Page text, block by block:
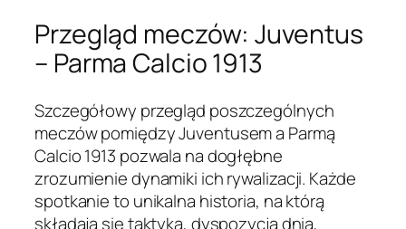
Przegląd meczów: Juventus
– Parma Calcio 1913
Szczegółowy przegląd poszczególnych
meczów pomiędzy Juventusem a Parmą
Calcio 1913 pozwala na dogłębne
zrozumienie dynamiki ich rywalizacji. Każde
spotkanie to unikalna historia, na którą
składają się taktyka, dyspozycja dnia,